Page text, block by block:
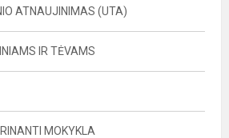
ATNAUJINIMAS (UTA)
IR TĖVAMS
MOKYKLA